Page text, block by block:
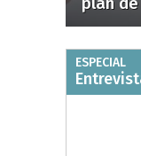
ESPECIAL